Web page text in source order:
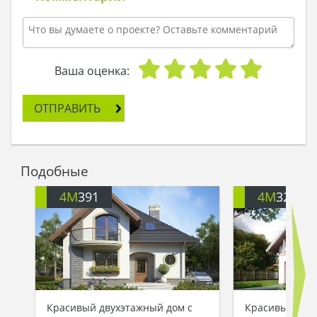
Ваша оценка:
ОТПРАВИТЬ
Подобные
4M391
Красивый двухэтажный дом с
4M3200
Красивый